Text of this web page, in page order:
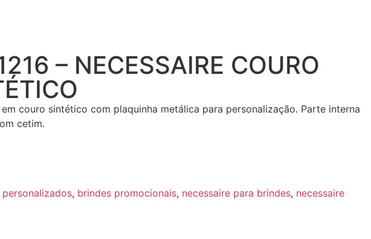
– NECESSAIRE COURO
em couro sintético com plaquinha metálica para personalização. Parte interna
cetim.
personalizados, brindes promocionais, necessaire para brindes, necessaire